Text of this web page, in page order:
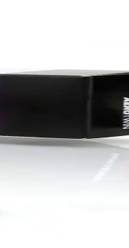
için ideal bir seçimdir.
zorlu hava koşullarına
çalışma özellikleriyle öne
ve sürüş güvenliğinizi